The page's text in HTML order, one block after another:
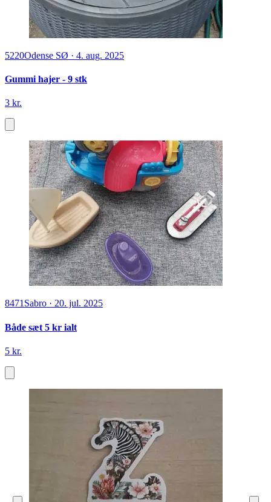
5220Odense SØ · 4. aug. 2025
Gummi hajer - 9 stk
3 kr.
8471Sabro · 20. jul. 2025
Både sæt 5 kr ialt
5 kr.